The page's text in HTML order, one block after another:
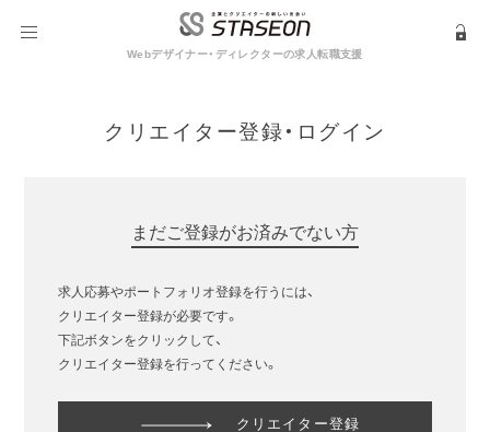
Webデザイナー・ディレクターの求人転職支援
クリエイター登録・ログイン
まだご登録がお済みでない方
求人応募やポートフォリオ登録を行うには、
クリエイター登録が必要です。
下記ボタンをクリックして、
クリエイター登録を行ってください。
クリエイター登録